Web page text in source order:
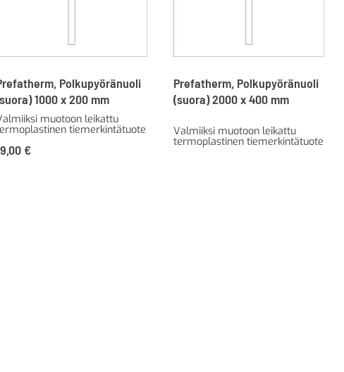
Polkupyöränuoli
1000 x 200 mm
muotoon leikattu
tiemerkintätuote
€
Prefatherm, Polkupyöränuoli
(suora) 2000 x 400 mm
Valmiiksi muotoon leikattu
termoplastinen tiemerkintätuote